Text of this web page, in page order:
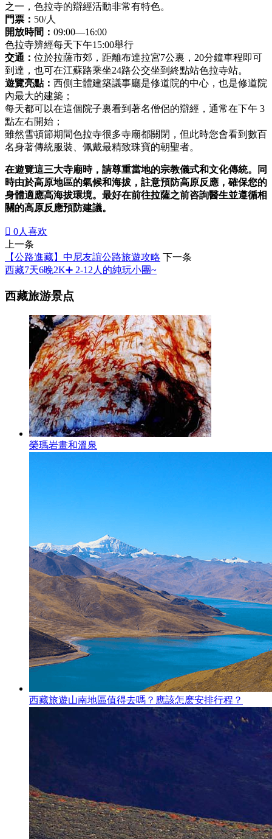
之一，色拉寺的辯經活動非常有特色。
門票： 50/人
開放時間： 09:00—16:00
色拉寺辨經每天下午15:00舉行
交通： 位於拉薩市郊，距離布達拉宮7公裏，20分鐘車程即可
到達，也可在江蘇路乘坐24路公交坐到終點站色拉寺站。
遊覽亮點： 西側主體建築議事廳是修道院的中心，也是修道院
內最大的建築；
每天都可以在這個院子裏看到著名僧侶的辯經，通常在下午 3
點左右開始；
雖然雪頓節期間色拉寺很多寺廟都關閉，但此時您會看到數百
名身著傳統服裝、佩戴最精致珠寶的朝聖者。
在遊覽這三大寺廟時，請尊重當地的宗教儀式和文化傳統。同
時由於高原地區的氣候和海拔，註意預防高原反應，確保您的
身體適應高海拔環境。最好在前往拉薩之前咨詢醫生並遵循相
關的高原反應預防建議。
 0人喜欢
上一条
【公路進藏】中尼友誼公路旅遊攻略 下一条
西藏7天6晚2K➕ 2-12人的純玩小團~
西藏旅游景点
榮瑪岩畫和溫泉
西藏旅遊山南地區值得去嗎？應該怎麽安排行程？